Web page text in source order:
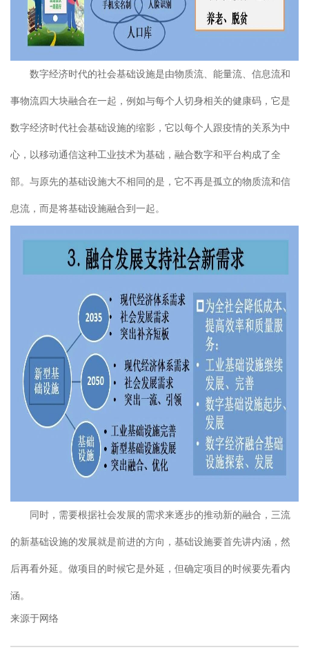
数字经济时代的社会基础设施是由物质流、能量流、信息流和
事物流四大块融合在一起，例如与每个人切身相关的健康码，它是
数字经济时代社会基础设施的缩影，它以每个人跟疫情的关系为中
心，以移动通信这种工业技术为基础，融合数字和平台构成了全
部。与原先的基础设施大不相同的是，它不再是孤立的物质流和信
息流，而是将基础设施融合到一起。
同时，需要根据社会发展的需求来逐步的推动新的融合，三流
的新基础设施的发展就是前进的方向，基础设施要首先讲内涵，然
后再看外延。做项目的时候它是外延，但确定项目的时候要先看内
涵。
来源于网络